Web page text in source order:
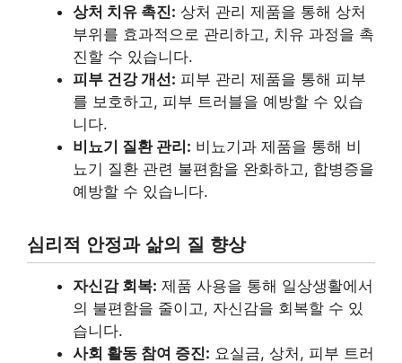
상처 치유 촉진: 상처 관리 제품을 통해 상처
부위를 효과적으로 관리하고, 치유 과정을 촉
진할 수 있습니다.
피부 건강 개선: 피부 관리 제품을 통해 피부
를 보호하고, 피부 트러블을 예방할 수 있습
니다.
비뇨기 질환 관리: 비뇨기과 제품을 통해 비
뇨기 질환 관련 불편함을 완화하고, 합병증을
예방할 수 있습니다.
심리적 안정과 삶의 질 향상
자신감 회복: 제품 사용을 통해 일상생활에서
의 불편함을 줄이고, 자신감을 회복할 수 있
습니다.
사회 활동 참여 증진: 요실금, 상처, 피부 트러